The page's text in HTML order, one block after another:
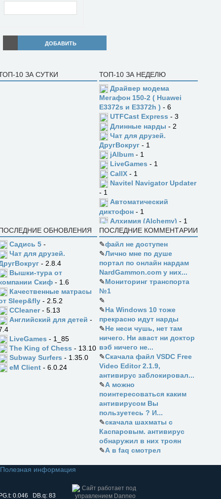
ДОБАВИТЬ
10 ЗА СУТКИ
ТОП-10 ЗА НЕДЕЛЮ
Драйвер модема
Мегафон 150-2 ( Huawei
E3372s и E3372h ) - 6
UTFCast Express - 3
Длинные нарды - 2
Чат для друзей.
ДругВокруг - 1
jAlbum - 1
LiveGames - 1
CallX - 1
Navitel Navigator Updater
- 1
Автоматический
диктофон - 1
Алхимия (Alchemy) - 1
ОБНОВЛЕНИЯ
Садись 5 -
Чат для друзей.
- 2.8.4
Вышки-тура от
Скиф - 1.6
Качественные матрасы
Sleep&fly - 2.5.2
CCleaner- 5.13
Английский для детей -
LiveGames - 1_85
The King of Chess - 13.10
Subway Surfers - 1.35.0
eM Client - 6.0.24
ПОСЛЕДНИЕ КОММЕНТАРИИ
✎файл не доступен
✎Лично мне по душе
портал по онлайн нардам
NardGammon.com у них...
✎Мониторинг транспорта
№1
✎
✎На Windows 10 тоже
прекрасно идут нарды
✎Не неси чушь, нет там
ничего. Ни аваст ни доктор
вэб ничего не...
✎Скачала файл VSDC Free
Video Editor 2.1.9,
антивирус заблокировал...
✎А можно
поинтересоваться каким
антивирусом Вы
пользуетесь ? И...
✎скачала шахматы с
Каспаровым. антивирус
обнаружил в них троян
✎А в faq смотрел
Полезная информация
0.046 DB.q: 83